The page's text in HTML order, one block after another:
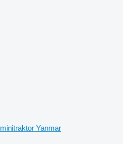
minitraktor Yanmar